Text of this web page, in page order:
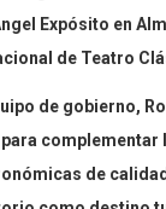
Expósito en
de Teatro
de gobierno,
complementar
de